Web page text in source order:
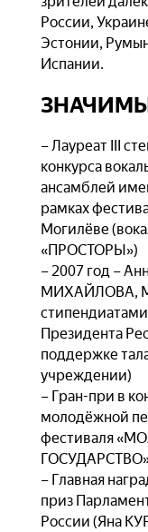
России,
Эстонии,
Испании.
– Лауреат III
конкурса
ансамблей
рамках
Могилёве
«ПРОСТОРЫ»)
– 2007 год –
МИХАЙЛОВА,
Президента
поддержке
учреждении)
– Гран-при в
молодёжной
фестиваля
– Главная
приз
России (Яна